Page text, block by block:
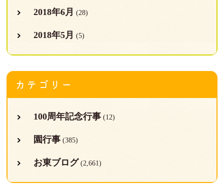
2018年6月 (28)
2018年5月 (5)
カテゴリー
100周年記念行事(12)
園行事(385)
お東ブログ (2,661)